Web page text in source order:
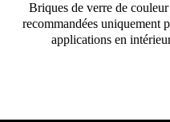
Briques de verre de
recommandées uniquement
applications en